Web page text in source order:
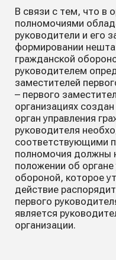
В связи с тем, что в
полномочиями
руководители и его
формировании
гражданской
руководителем
заместителей
– первого
организациях
орган управления
руководителя
соответствующими
полномочия должны
положении об
обороной, которое
действие
первого
является
организации.